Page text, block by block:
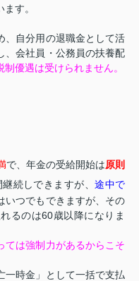
す。
、自分用の退職金として活
会社員・公務員の扶養配
優遇は受けられません。
で、年金の受給開始は原則
続しできますが、途中で
いつでもできますが、その
るのは60歳以降になりま
ては強制力があるからこそ
時金」として一括で支払